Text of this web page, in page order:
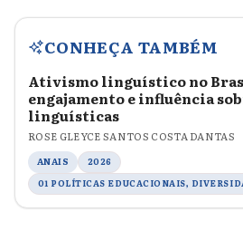
CONHEÇA TAMBÉM
Ativismo linguístico no
engajamento e influência
linguísticas
ROSE GLEYCE SANTOS COSTA DANTAS
ANAIS
2026
01 POLÍTICAS EDUCACIONAIS,